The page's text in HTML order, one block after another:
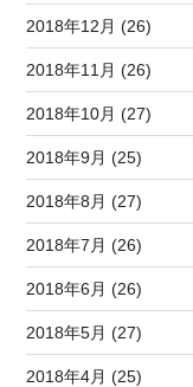
2018年12月 (26)
2018年11月 (26)
2018年10月 (27)
2018年9月 (25)
2018年8月 (27)
2018年7月 (26)
2018年6月 (26)
2018年5月 (27)
2018年4月 (25)